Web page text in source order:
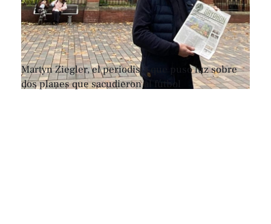
Martyn Ziegler, el periodista que puso luz sobre
dos planes que sacudieron al fútbol